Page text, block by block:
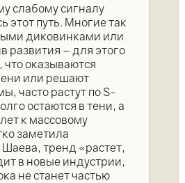
слабому сигналу
этот путь. Многие так
диковинками или
развития – для этого
что оказываются
или решают
часто растут по S-
остаются в тени, а
к массовому
заметила
тренд «растет,
в новые индустрии,
не станет частью